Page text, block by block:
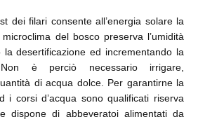
dei filari consente all’energia solare la
del bosco preserva l’umidità
desertificazione ed incrementando la
è perciò necessario irrigare,
di acqua dolce. Per garantirne la
i corsi d’acqua sono qualificati riserva
dispone di abbeveratoi alimentati da